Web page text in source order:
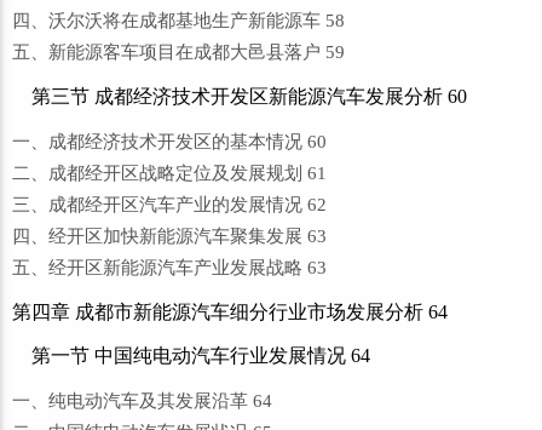
四、沃尔沃将在成都基地生产新能源车 58
五、新能源客车项目在成都大邑县落户 59
第三节 成都经济技术开发区新能源汽车发展分析 60
一、成都经济技术开发区的基本情况 60
二、成都经开区战略定位及发展规划 61
三、成都经开区汽车产业的发展情况 62
四、经开区加快新能源汽车聚集发展 63
五、经开区新能源汽车产业发展战略 63
第四章 成都市新能源汽车细分行业市场发展分析 64
第一节 中国纯电动汽车行业发展情况 64
一、纯电动汽车及其发展沿革 64